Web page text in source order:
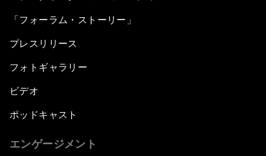
「フォーラム・ストーリー」
プレスリリース
フォトギャラリー
ビデオ
ポッドキャスト
エンゲージメント